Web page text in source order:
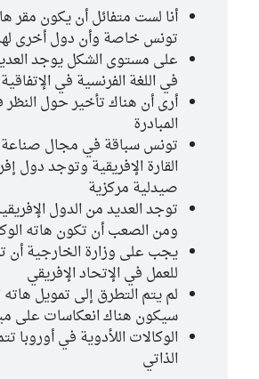
أنا لست متفائل أن يكون مقر
تونس خاصة وأن دول أخرى
على مستوى الشكل يوجد
في اللغة الفرنسية في الإتفاقية
أرى أن هناك تأخير حول
المبادرة
تونس سباقة في مجال صناعة
القارة الإفريقية وتوجد دول
صيدلية مركزية
توجد العديد من الدول
ومن الصعب أن تكون هاته
يجب على وزارة الخارجية
للعمل في الإتحاد الإفريقي
لم يتم التطرق إلى تمويل هاته
سيكون هناك انعكاسات على
الوكالات اللأدوية في أوروبا
الذاتي
عواطف فتيريش
كتلة ائتلاف الكرامة
العياشي زمال
الكتلة الوطنية
حياة عمري
كتلة حركة النهضة
محمد الصادق قحبيش
كتلة الاصلاح
سميرة سميعي
كتلة حركة النهضة
منصف بوغطاس
كتلة حركة النهضة
لزهر الشملي
الكتلة الديمقراطية